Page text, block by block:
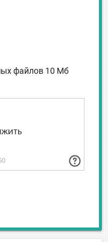
файлов 10 Мб